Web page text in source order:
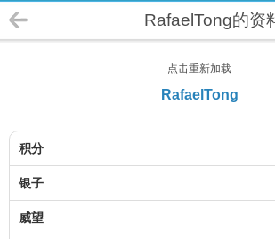
RafaelTong的资
点击重新加载
RafaelTong
积分
银子
威望